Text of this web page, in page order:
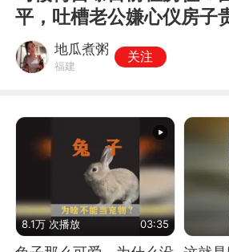
平，吐槽老公嫌心仪房子
地瓜煮粥
福建
关注
8.1万 次播放 03:35